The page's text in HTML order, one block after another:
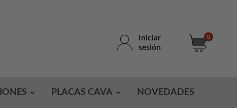
Iniciar
sesión
0
PLACAS CAVA NOVEDADES